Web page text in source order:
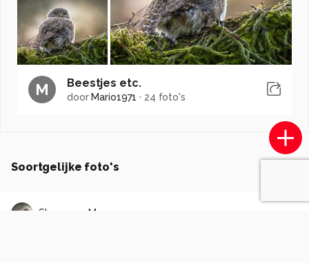
M Beestjes etc.
doorMario1971 · 24 foto's
Soortgelijke foto's
ShannavanMens